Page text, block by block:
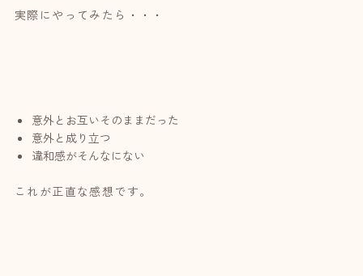
実際にやってみたら・・・
意外とお互いそのままだった
意外と成り立つ
違和感がそんなにない
これが正直な感想です。